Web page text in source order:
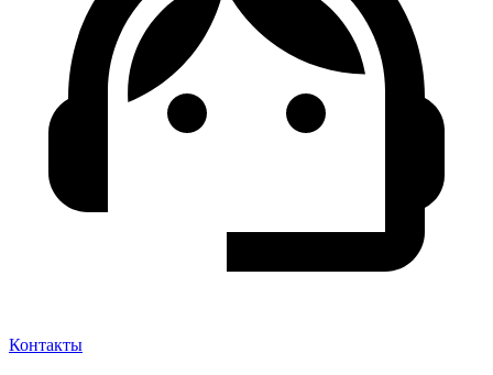
Контакты